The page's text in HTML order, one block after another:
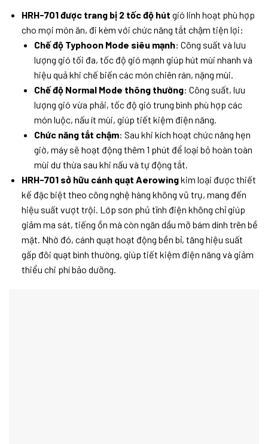
HRH-701 được trang bị 2 tốc độ hút gió linh hoạt phù hợp
cho mọi món ăn, đi kèm với chức năng tắt chậm tiện lợi:
Chế độ Typhoon Mode siêu mạnh: Công suất và lưu
lượng gió tối đa, tốc độ gió mạnh giúp hút mùi nhanh và
hiệu quả khi chế biến các món chiên rán, nặng mùi.
Chế độ Normal Mode thông thường: Công suất, lưu
lượng gió vừa phải, tốc độ gió trung bình phù hợp các
món luộc, nấu ít mùi, giúp tiết kiệm điện năng.
Chức năng tắt chậm: Sau khi kích hoạt chức năng hẹn
giờ, máy sẽ hoạt động thêm 1 phút để loại bỏ hoàn toàn
mùi dư thừa sau khi nấu và tự động tắt.
HRH-701 sở hữu cánh quạt Aerowingkim loại được thiết
kế đặc biệt theo công nghệ hàng không vũ trụ, mang đến
hiệu suất vượt trội. Lớp sơn phủ tĩnh điện không chỉ giúp
giảm ma sát, tiếng ồn mà còn ngăn dầu mỡ bám dính trên bề
mặt. Nhờ đó, cánh quạt hoạt động bền bỉ, tăng hiệu suất
gấp đôi quạt bình thường, giúp tiết kiệm điện năng và giảm
thiểu chi phí bảo dưỡng.